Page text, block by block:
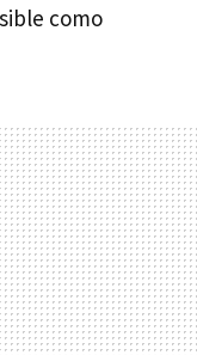
como